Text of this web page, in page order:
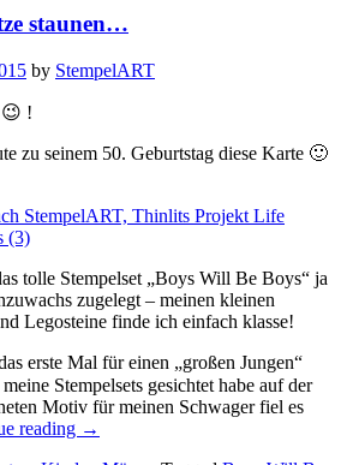
staunen…
by StempelART
!
zu seinem 50. Geburtstag diese Karte 🙂
tolle Stempelset „Boys Will Be Boys“ ja
zugelegt – meinen kleinen
Legosteine finde ich einfach klasse!
erste Mal für einen „großen Jungen“
Stempelsets gesichtet habe auf der
Motiv für meinen Schwager fiel es
reading „Da
→